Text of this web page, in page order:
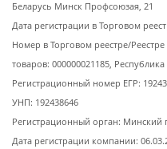
Беларусь Минск Профсоюзая, 21
Дата регистрации в Торговом
Номер в Торговом реестре/
товаров: 000000021185, Республика
Регистрационный номер ЕГР:
УНП: 192438646
Регистрационный орган: Минский
Дата регистрации компании: